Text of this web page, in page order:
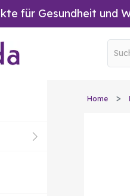
für Gesundheit und
Home